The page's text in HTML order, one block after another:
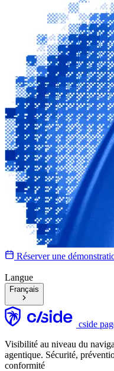
Réserver une
Langue
Français
cside
Visibilité au niveau du
agentique. Sécurité,
conformité